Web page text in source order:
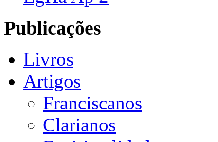
Publicações
Livros
Artigos
Franciscanos
Clarianos